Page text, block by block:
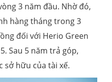
3 năm đầu. Nhờ đó,
hàng tháng trong 3
đối với Herio Green
Sau 5 năm trả góp,
sở hữu của tài xế.